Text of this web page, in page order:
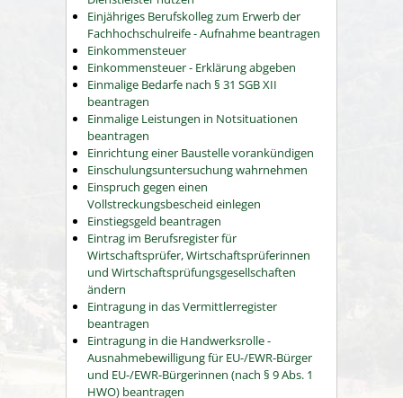
Einjähriges Berufskolleg zum Erwerb der
Fachhochschulreife - Aufnahme beantragen
Einkommensteuer
Einkommensteuer - Erklärung abgeben
Einmalige Bedarfe nach § 31 SGB XII
beantragen
Einmalige Leistungen in Notsituationen
beantragen
Einrichtung einer Baustelle vorankündigen
Einschulungsuntersuchung wahrnehmen
Einspruch gegen einen
Vollstreckungsbescheid einlegen
Einstiegsgeld beantragen
Eintrag im Berufsregister für
Wirtschaftsprüfer, Wirtschaftsprüferinnen
und Wirtschaftsprüfungsgesellschaften
ändern
Eintragung in das Vermittlerregister
beantragen
Eintragung in die Handwerksrolle -
Ausnahmebewilligung für EU-/EWR-Bürger
und EU-/EWR-Bürgerinnen (nach § 9 Abs. 1
HWO) beantragen